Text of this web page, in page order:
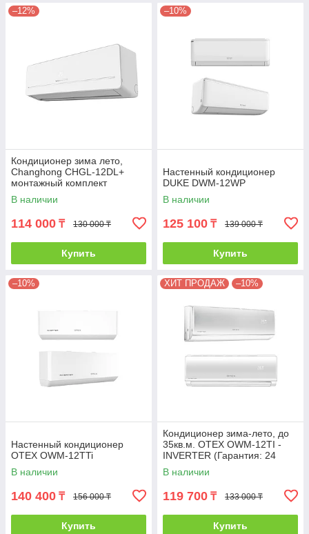
–12%
Кондиционер зима лето,
Changhong CHGL-12DL+
монтажный комплект
В наличии
114 000 ₸ 130 000 ₸
Купить
–10%
Настенный кондиционер
DUKE DWM-12WP
В наличии
125 100 ₸ 139 000 ₸
Купить
–10%
Настенный кондиционер
OTEX OWM-12TTi
В наличии
140 400 ₸ 156 000 ₸
Купить
ХИТ ПРОДАЖ –10%
Кондиционер зима-лето, до
35кв.м. OTEX OWM-12TI -
INVERTER (Гарантия: 24
мес) инсталляция 3м
В наличии
119 700 ₸ 133 000 ₸
Купить